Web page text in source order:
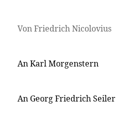
Von Friedrich Nicolovius
An Karl Morgenstern
An Georg Friedrich Seiler